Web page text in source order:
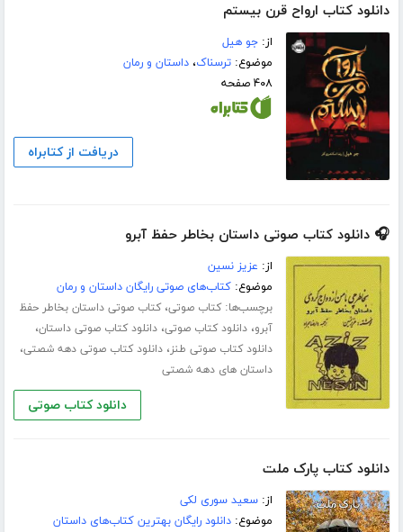
دانلود کتاب ارواح قرن بیستم
از:جو ھیل
موضوع:ترسناک،داستان و رمان
۴۰۸ صفحه
دریافت از کتابراه
🎧 دانلود کتاب صوتی داستان بخاطر حفظ آبرو
از: عزیز نسین
موضوع:کتاب‌های صوتی رایگان داستان و رمان
برچسب‌ها:کتاب صوتی،کتاب صوتی داستان بخاطر حفظ
آبرو،دانلود کتاب صوتی،دانلود کتاب صوتی داستان،
دانلود کتاب صوتی طنز،دانلود کتاب صوتی دهه شصتی،
داستان های دهه شصتی
دانلود کتاب صوتی
دانلود کتاب پارک ملت
از:سعید سوری لکی
موضوع:دانلود رایگان بهترین کتاب‌های داستان